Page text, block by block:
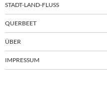
STADT-LAND-FLUSS
QUERBEET
ÜBER
IMPRESSUM